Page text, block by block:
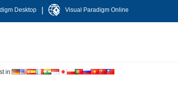
Desktop Visual Paradigm Online
in: